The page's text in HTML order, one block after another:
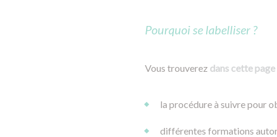
Pourquoi se labelliser ?
Vous trouverez dans cette page
la procédure à suivre pour
différentes formations